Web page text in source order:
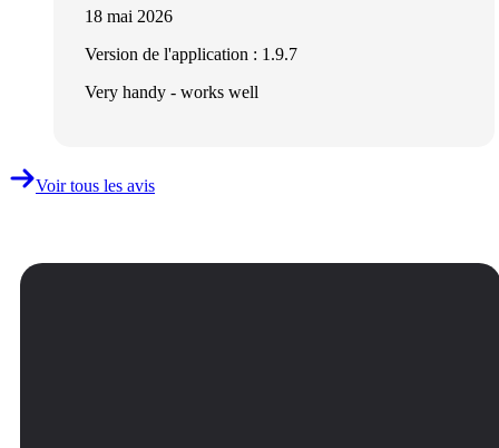
18 mai 2026
Version de l'application : 1.9.7
Very handy - works well
Voir tous les avis